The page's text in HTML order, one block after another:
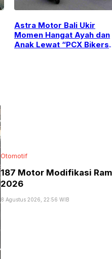
Astra Motor Bali Ukir
Momen Hangat Ayah dan
Anak Lewat “PCX Bikers
Otomotif
187 Motor Modifikasi
2026
8 Agustus 2026, 22:56 WIB